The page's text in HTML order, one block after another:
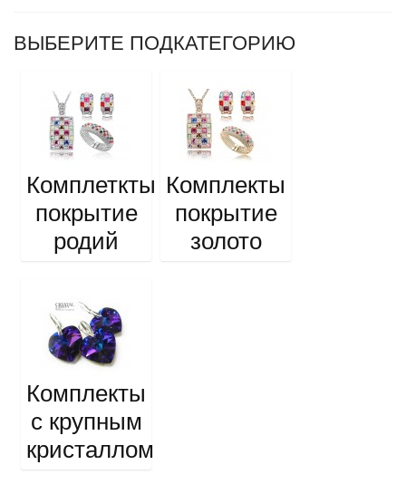
ВЫБЕРИТЕ ПОДКАТЕГОРИЮ
Комплеткты
покрытие
родий
Комплекты
покрытие
золото
Комплекты
с крупным
кристаллом